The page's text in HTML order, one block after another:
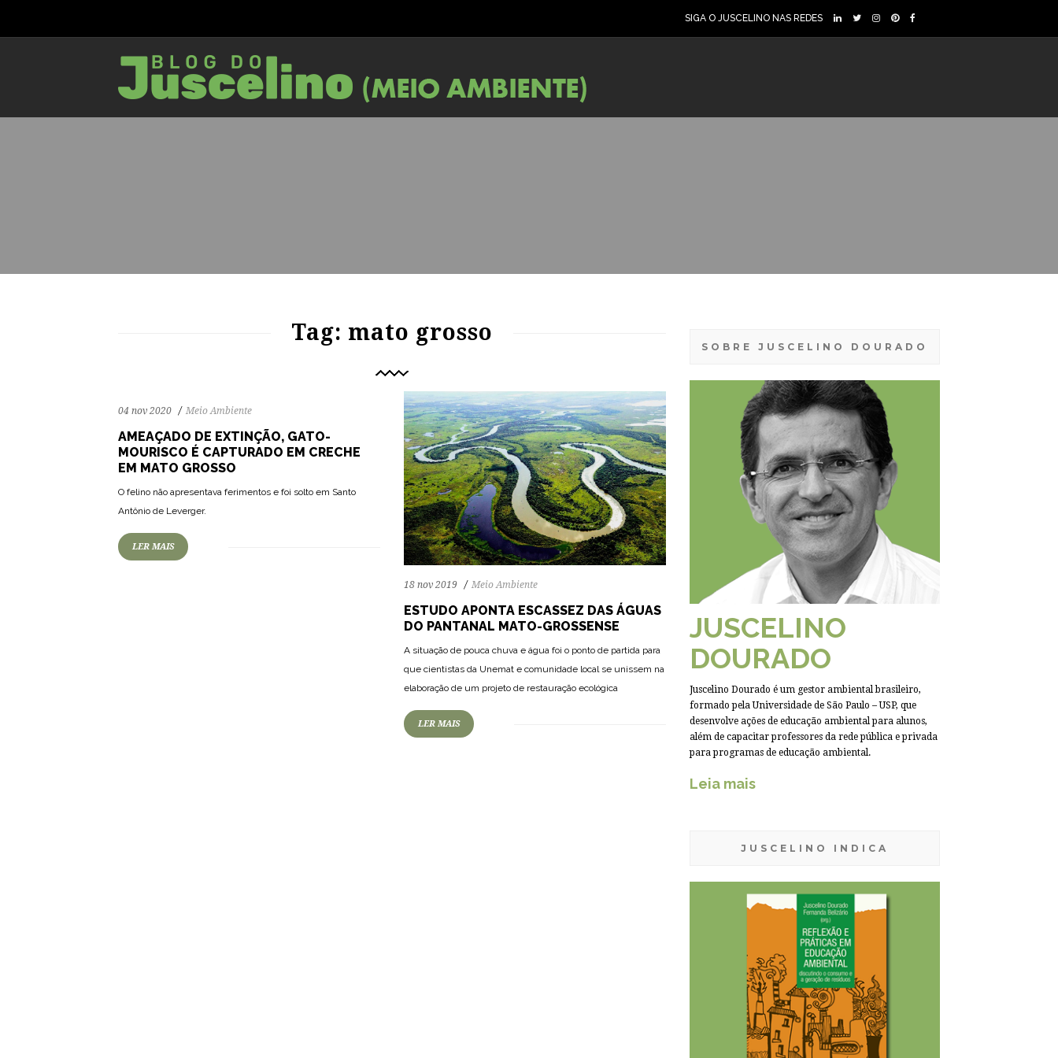
SIGA O JUSCELINO NAS REDES
Tag: mato grosso
04 nov 2020 Meio Ambiente
AMEAÇADO DE EXTINÇÃO, GATO-
MOURISCO É CAPTURADO EM CRECHE
EM MATO GROSSO
O felino não apresentava ferimentos e foi solto em Santo
Antônio de Leverger.
LER MAIS
18 nov 2019 Meio Ambiente
ESTUDO APONTA ESCASSEZ DAS ÁGUAS
DO PANTANAL MATO-GROSSENSE
A situação de pouca chuva e água foi o ponto de partida para
que cientistas da Unemat e comunidade local se unissem na
elaboração de um projeto de restauração ecológica
LER MAIS
SOBRE JUSCELINO DOURADO
JUSCELINO
DOURADO
Juscelino Dourado é um gestor ambiental brasileiro,
formado pela Universidade de São Paulo – USP, que
desenvolve ações de educação ambiental para alunos,
além de capacitar professores da rede pública e privada
para programas de educação ambiental.
Leia mais
JUSCELINO INDICA